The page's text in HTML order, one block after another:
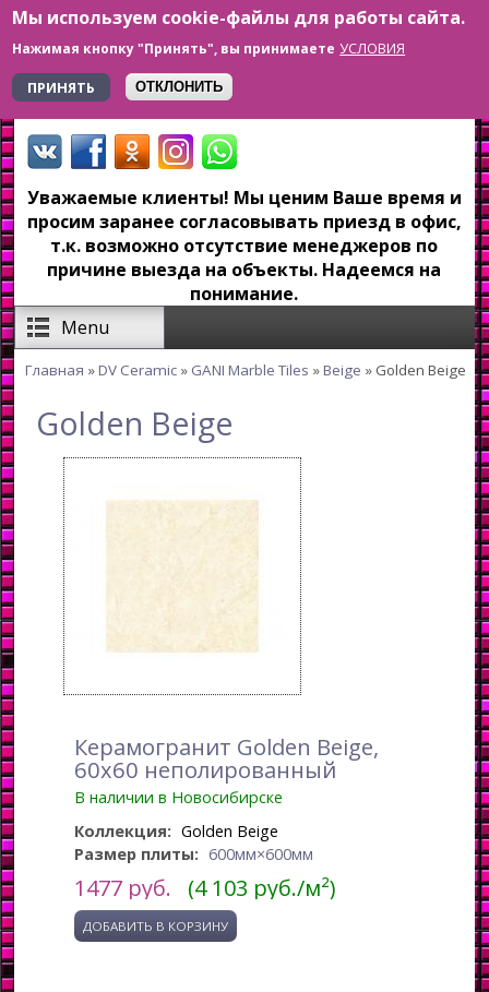
Мы используем cookie-файлы для работы сайта.
Нажимая кнопку "Принять", вы принимаете УСЛОВИЯ
ПРИНЯТЬ
ОТКЛОНИТЬ
Перейти к основному содержанию
+7 923 179-6-279
Уважаемые клиенты! Мы ценим Ваше время и
просим заранее согласовывать приезд в офис,
т.к. возможно отсутствие менеджеров по
причине выезда на объекты. Надеемся на
понимание.
Menu
Главная »DV Ceramic » GANI Marble Tiles »Beige » Golden Beige
Golden Beige
Керамогранит Golden Beige,
60x60 неполированный
В наличии в Новосибирске
Коллекция: Golden Beige
Размер плиты: 600мм×600мм
1477 руб. (4 103 руб./м²)